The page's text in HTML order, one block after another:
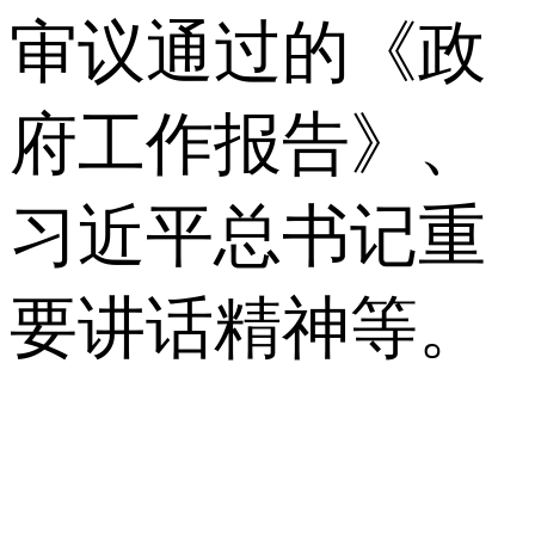
审议通过的《政
府工作报告》、
习近平总书记重
要讲话精神等。